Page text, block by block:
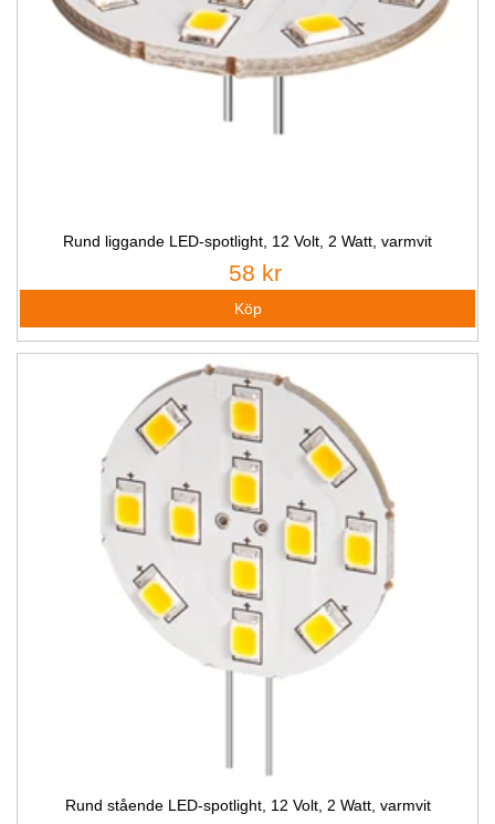
Rund liggande LED-spotlight, 12 Volt, 2 Watt, varmvit
58 kr
Rund stående LED-spotlight, 12 Volt, 2 Watt, varmvit